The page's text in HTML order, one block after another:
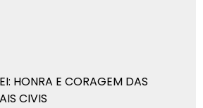
HONRA E CORAGEM DAS
CIVIS